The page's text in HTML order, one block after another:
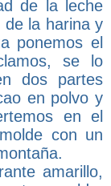
de la leche
la harina y
ponemos el
se lo
dos partes
en polvo y
en el
con un
amarillo,